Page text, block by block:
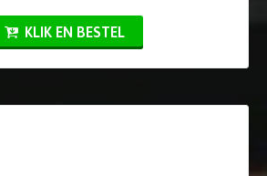
KLIK EN BESTEL